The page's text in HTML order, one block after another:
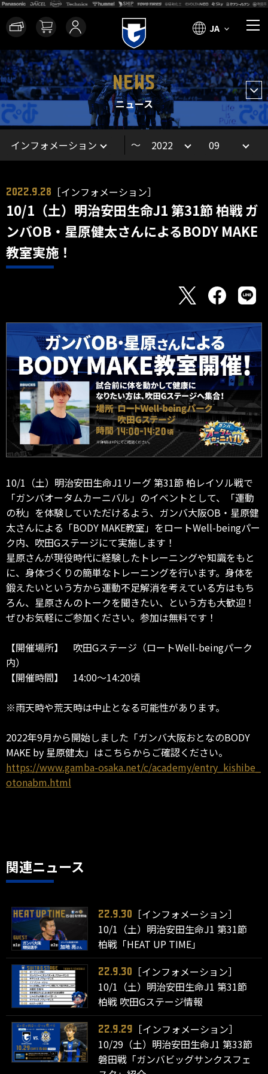
JA
NEWS
ニュース
～
2022.9.28 ［インフォメーション］
10/1（土）明治安田生命J1 第31節 柏戦 ガ
ンバOB・星原健太さんによるBODY MAKE
教室実施！
10/1（土）明治安田生命J1リーグ 第31節 柏レイソル戦で
「ガンバオータムカーニバル」のイベントとして、「運動
の秋」を体験していただけるよう、ガンバ大阪OB・星原健
太さんによる「BODY MAKE教室」をロートWell-beingパー
ク内、吹田Gステージにて実施します！
星原さんが現役時代に経験したトレーニングや知識をもと
に、身体づくりの簡単なトレーニングを行います。身体を
鍛えたいという方から運動不足解消を考えている方はもち
ろん、星原さんのトークを聞きたい、という方も大歓迎！
ぜひお気軽にご参加ください。参加は無料です！
【開催場所】 吹田Gステージ（ロートWell-beingパーク
内）
【開催時間】 14:00～14:20頃
※雨天時や荒天時は中止となる可能性があります。
2022年9月から開始しました「ガンバ大阪おとなのBODY
MAKE by 星原健太」はこちらからご確認ください。
https://www.gamba-osaka.net/c/academy/entry_kishibe_
otonabm.html
関連ニュース
22.9.30
［インフォメーション］
10/1（土）明治安田生命J1 第31節
柏戦「HEAT UP TIME」
22.9.30
［インフォメーション］
10/1（土）明治安田生命J1 第31節
柏戦 吹田Gステージ情報
22.9.29
［インフォメーション］
10/29（土）明治安田生命J1 第33節
磐田戦「ガンバビッグサンクスフェ